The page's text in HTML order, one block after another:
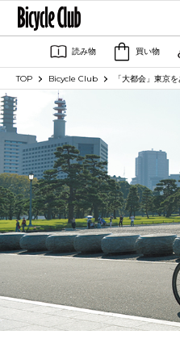
読み物 買い物
TOP Bicycle Club 「大都会」東京